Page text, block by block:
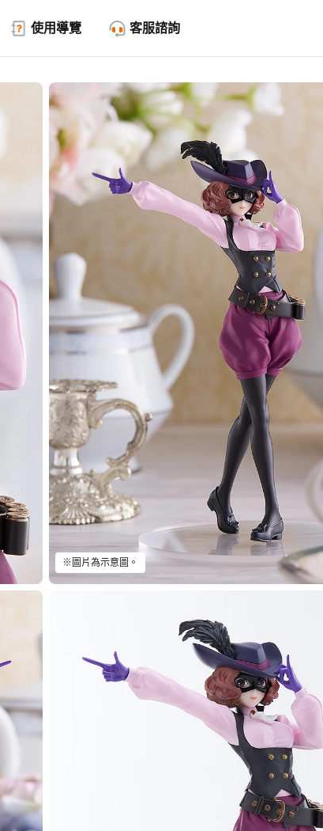
使用導覽 客服諮詢
※圖片為示意圖。